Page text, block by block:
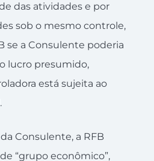
das atividades e por
sob o mesmo controle,
se a Consulente poderia
lucro presumido,
está sujeita ao
Consulente, a RFB
“grupo econômico”,